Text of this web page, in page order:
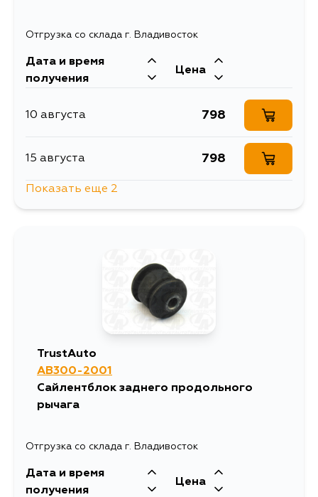
Отгрузка со склада г. Владивосток
Дата и время
получения
Цена
10 августа 798
15 августа 798
Показать еще 2
TrustAuto
AB300-2001
Сайлентблок заднего продольного
рычага
Отгрузка со склада г. Владивосток
Дата и время
получения
Цена